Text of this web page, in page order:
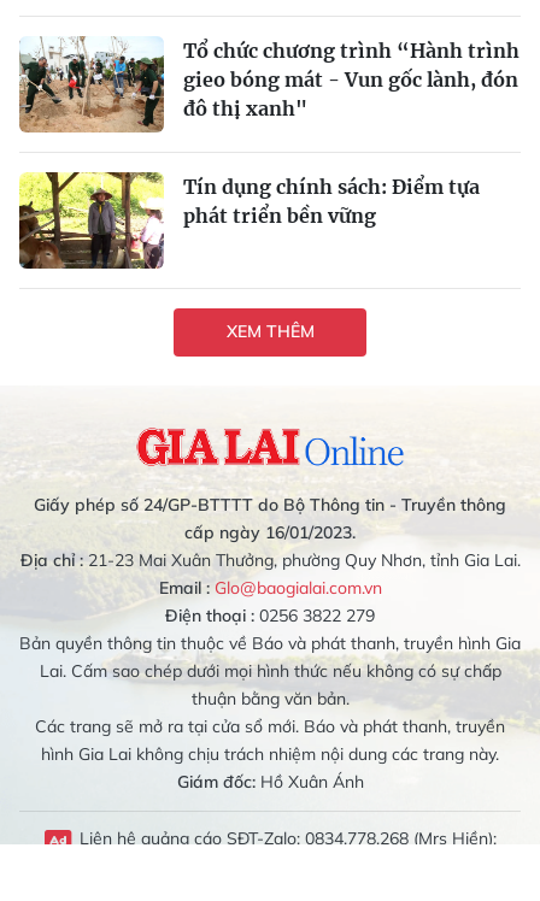
Tổ chức chương trình “Hành trình
gieo bóng mát - Vun gốc lành, đón
đô thị xanh"
Tín dụng chính sách: Ðiểm tựa
phát triển bền vững
XEM THÊM
Giấy phép số 24/GP-BTTTT do Bộ Thông tin - Truyền thông
cấp ngày 16/01/2023.
Địa chỉ :21-23 Mai Xuân Thưởng, phường Quy Nhơn, tỉnh Gia Lai.
Email : Glo@baogialai.com.vn
Điện thoại : 0256 3822 279
Bản quyền thông tin thuộc về Báo và phát thanh, truyền hình Gia
Lai. Cấm sao chép dưới mọi hình thức nếu không có sự chấp
thuận bằng văn bản.
Các trang sẽ mở ra tại cửa sổ mới. Báo và phát thanh, truyền
hình Gia Lai không chịu trách nhiệm nội dung các trang này.
Giám đốc:Hồ Xuân Ánh
Liên hệ quảng cáo SĐT-Zalo: 0834.778.268 (Mrs Hiền);